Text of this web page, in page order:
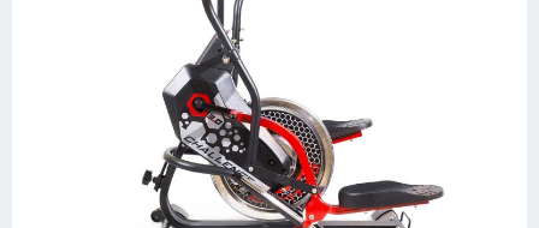
Конькобежный спорт